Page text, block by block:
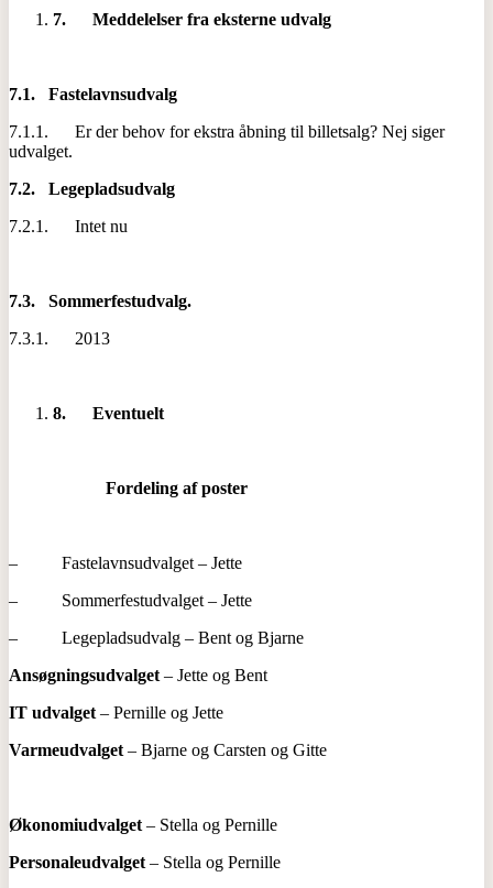
7. Meddelelser fra eksterne udvalg
7.1. Fastelavnsudvalg
7.1.1. Er der behov for ekstra åbning til billetsalg? Nej siger
udvalget.
7.2. Legepladsudvalg
7.2.1. Intet nu
7.3. Sommerfestudvalg.
7.3.1. 2013
8. Eventuelt
Fordeling af poster
– Fastelavnsudvalget – Jette
– Sommerfestudvalget – Jette
– Legepladsudvalg – Bent og Bjarne
Ansøgningsudvalget – Jette og Bent
IT udvalget – Pernille og Jette
Varmeudvalget – Bjarne og Carsten og Gitte
Økonomiudvalget – Stella og Pernille
Personaleudvalget – Stella og Pernille